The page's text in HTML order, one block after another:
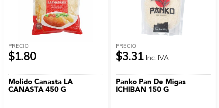
PRECIO
$1.80
Molido Canasta LA
CANASTA 450 G
PRECIO
$3.31 Inc. IVA
Panko Pan De Migas
ICHIBAN 150 G